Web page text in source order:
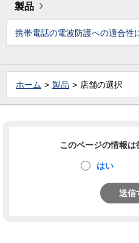
製品
携帯電話の電波防護への適合性
ホーム 製品 店舗の選択
このページの情報は
はい
送信